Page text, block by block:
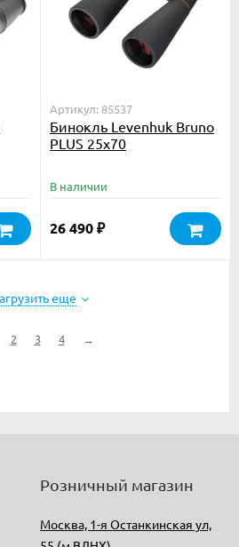
Артикул: 85537
Бинокль Levenhuk Bruno
PLUS 25x70
В наличии
26 490 ₽
еще
2 3 4 →
Розничный магазин
Москва, 1-я Останкинская ул,